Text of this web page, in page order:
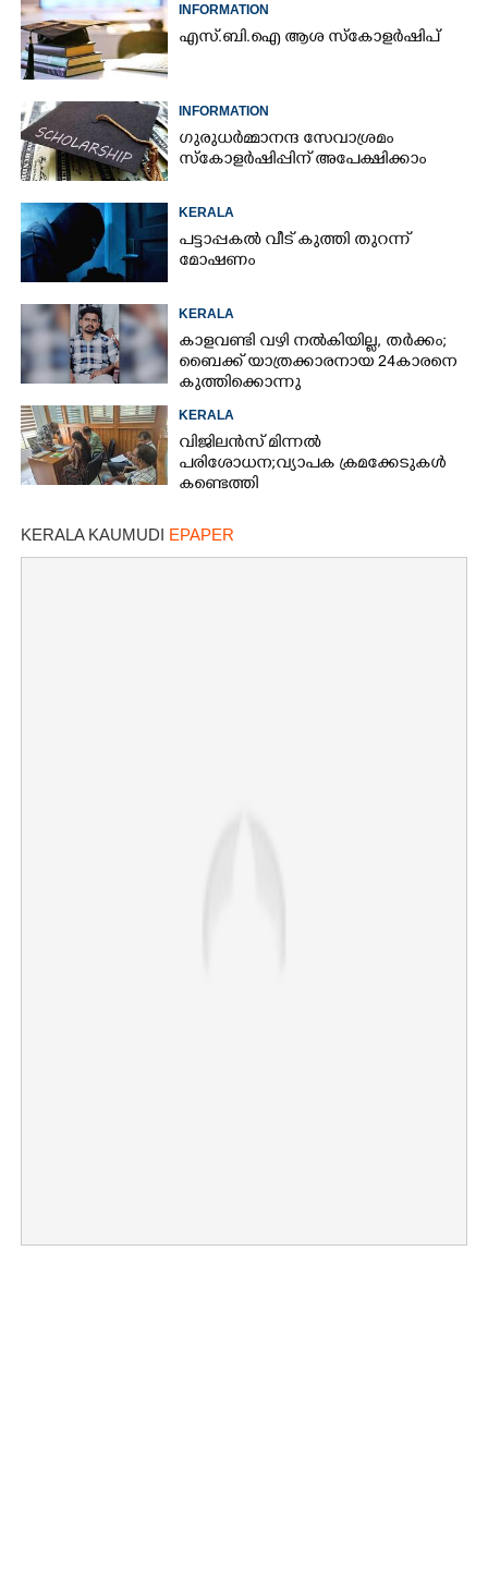
INFORMATION
എസ്.ബി.ഐ ആശ സ്കോളർഷിപ്
INFORMATION
ഗുരുധർമ്മാനന്ദ സേവാശ്രമം
സ്കോളർഷിപ്പിന് അപേക്ഷിക്കാം
KERALA
പട്ടാപ്പകൽ വീട് കുത്തി തുറന്ന്
മോഷണം
KERALA
കാളവണ്ടി വഴി നൽകിയില്ല, തർക്കം;
ബൈക്ക് യാത്രക്കാരനായ 24കാരനെ
കുത്തിക്കൊന്നു
KERALA
വിജിലൻസ് മിന്നൽ
പരിശോധന; വ്യാപക ക്രമക്കേടുകൾ
കണ്ടെത്തി
KERALA KAUMUDI EPAPER